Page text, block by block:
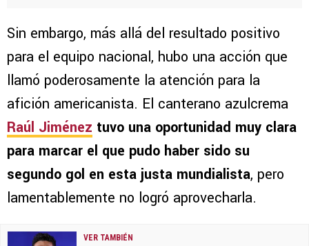
Sin embargo, más allá del resultado positivo
para el equipo nacional, hubo una acción que
llamó poderosamente la atención para la
afición americanista. El canterano azulcrema
Raúl Jiménez tuvo una oportunidad muy clara
para marcar el que pudo haber sido su
segundo gol en esta justa mundialista, pero
lamentablemente no logró aprovecharla.
VER TAMBIÉN